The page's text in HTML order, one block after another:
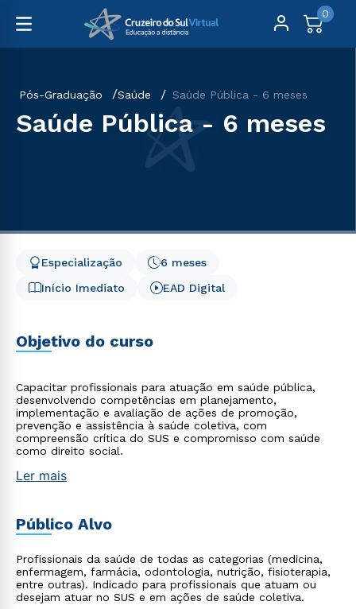
0
Pós-Graduação Saúde Saúde Pública - 6 meses
Saúde Pública - 6 meses
Início Imediato
6 meses
Especialização
EAD Digital
Objetivo do curso
Capacitar profissionais para atuação em saúde pública,
desenvolvendo competências em planejamento,
implementação e avaliação de ações de promoção,
prevenção e assistência à saúde coletiva, com
compreensão crítica do SUS e compromisso com saúde
como direito social.
Ler mais
Público Alvo
Profissionais da saúde de todas as categorias (medicina,
enfermagem, farmácia, odontologia, nutrição, fisioterapia,
entre outras). Indicado para profissionais que atuam ou
desejam atuar no SUS e em ações de saúde coletiva.